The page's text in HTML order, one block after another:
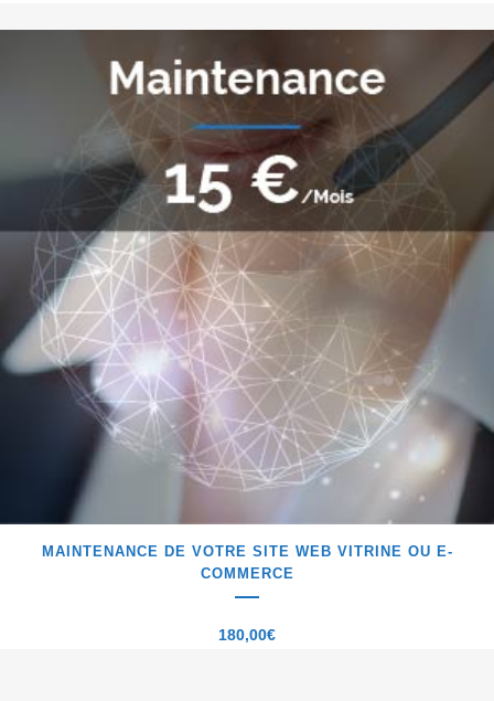
MAINTENANCE DE VOTRE SITE WEB VITRINE OU E-
COMMERCE
180,00€